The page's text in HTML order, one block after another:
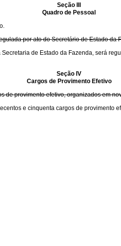
Seção III
Quadro de Pessoal
por ato do Secretário de Estado da
de Estado da Fazenda, será
Seção IV
Cargos de Provimento Efetivo
de provimento efetivo, organizados em
e cinquenta cargos de provimento